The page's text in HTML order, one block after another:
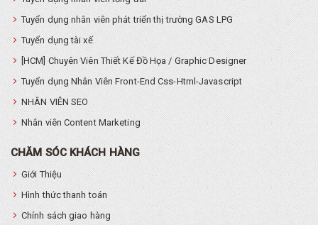
Tuyển dụng nhân viên phát triển thị trường GAS LPG
Tuyển dụng tài xế
[HCM] Chuyên Viên Thiết Kế Đồ Họa / Graphic Designer
Tuyển dụng Nhân Viên Front-End Css-Html-Javascript
NHÂN VIÊN SEO
Nhân viên Content Marketing
CHĂM SÓC KHÁCH HÀNG
Giới Thiệu
Hình thức thanh toán
Chính sách giao hàng